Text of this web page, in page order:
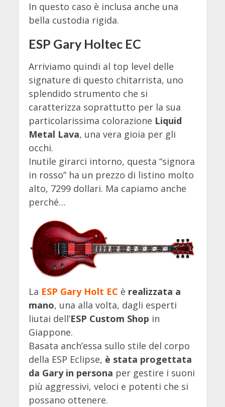
In questo caso è inclusa anche una
bella custodia rigida.
ESP Gary Holtec EC
Arriviamo quindi al top level delle
signature di questo chitarrista, uno
splendido strumento che si
caratterizza soprattutto per la sua
particolarissima colorazione Liquid
Metal Lava, una vera gioia per gli
occhi.
Inutile girarci intorno, questa “signora
in rosso” ha un prezzo di listino molto
alto, 7299 dollari. Ma capiamo anche
perché…
La ESP Gary Holt EC è realizzata a
mano, una alla volta, dagli esperti
liutai dell’ESP Custom Shop in
Giappone.
Basata anch’essa sullo stile del corpo
della ESP Eclipse, è stata progettata
da Gary in persona per gestire i suoni
più aggressivi, veloci e potenti che si
possano ottenere.